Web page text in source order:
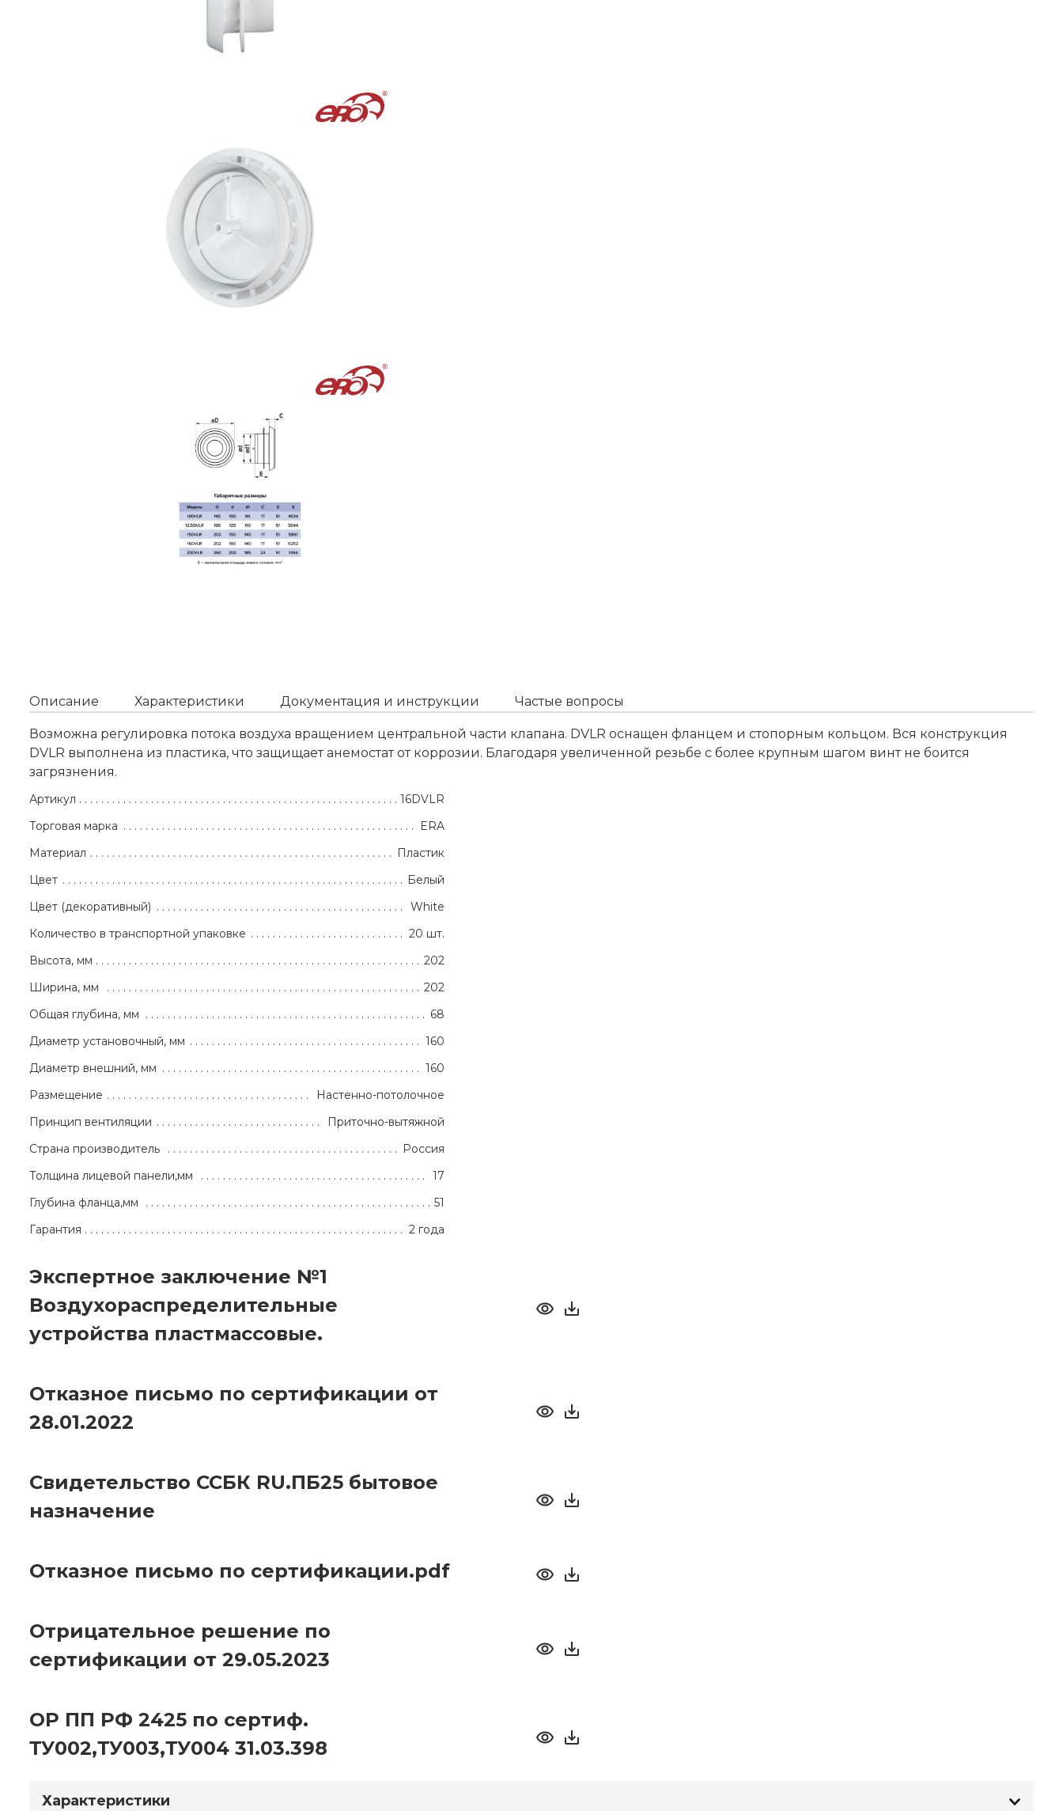
Описание Характеристики Документация и инструкции Частые вопросы
Возможна регулировка потока воздуха вращением центральной части клапана. DVLR оснащен фланцем и стопорным кольцом. Вся конструкция
DVLR выполнена из пластика, что защищает анемостат от коррозии. Благодаря увеличенной резьбе с более крупным шагом винт не боится
загрязнения.
Артикул
16DVLR
Торговая марка
ERA
Материал
Пластик
Цвет
Белый
Цвет (декоративный)
White
Количество в транспортной упаковке
20 шт.
Высота, мм
202
Ширина, мм
202
Общая глубина, мм
68
Диаметр установочный, мм
160
Диаметр внешний, мм
160
Размещение
Настенно-потолочное
Принцип вентиляции
Приточно-вытяжной
Страна производитель
Россия
Толщина лицевой панели,мм
17
Глубина фланца,мм
51
Гарантия
2 года
Экспертное заключение №1
Воздухораспределительные
устройства пластмассовые.
Отказное письмо по сертификации от
28.01.2022
Свидетельство ССБК RU.ПБ25 бытовое
назначение
Отказное письмо по сертификации.pdf
Отрицательное решение по
сертификации от 29.05.2023
ОР ПП РФ 2425 по сертиф.
ТУ002,ТУ003,ТУ004 31.03.398
Характеристики